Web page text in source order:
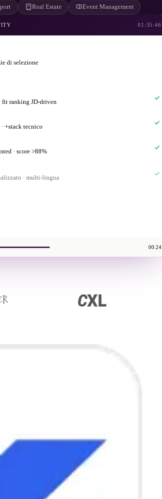
Real Estate Event Management
01:35:46
di selezione
fit ranking JD-driven
+stack tecnico
· score >88%
· multi-lingua
00:24